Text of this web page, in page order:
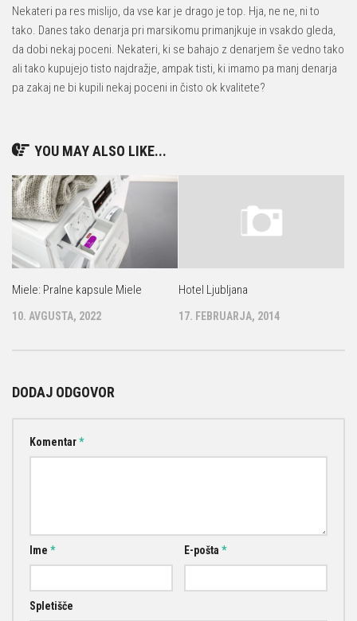
Nekateri pa res mislijo, da vse kar je drago je top. Hja, ne ne, ni to
tako. Danes tako denarja pri marsikomu primanjkuje in vsakdo gleda,
da dobi nekaj poceni. Nekateri, ki se bahajo z denarjem še vedno tako
ali tako kupujejo tisto najdražje, ampak tisti, ki imamo pa manj denarja
pa zakaj ne bi kupili nekaj poceni in čisto ok kvalitete?
YOU MAY ALSO LIKE...
Miele: Pralne kapsule Miele
10. AVGUSTA, 2022
Hotel Ljubljana
17. FEBRUARJA, 2014
DODAJ ODGOVOR
Komentar*
Ime * E-pošta*
Spletišče